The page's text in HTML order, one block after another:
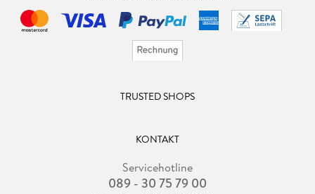
TRUSTED SHOPS
KONTAKT
Servicehotline
089 - 30 75 79 00